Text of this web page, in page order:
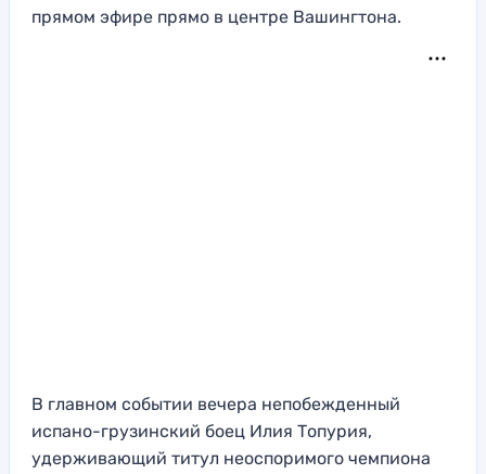
прямом эфире прямо в центре Вашингтона.
В главном событии вечера непобежденный
испано-грузинский боец Илия Топурия,
удерживающий титул неоспоримого чемпиона